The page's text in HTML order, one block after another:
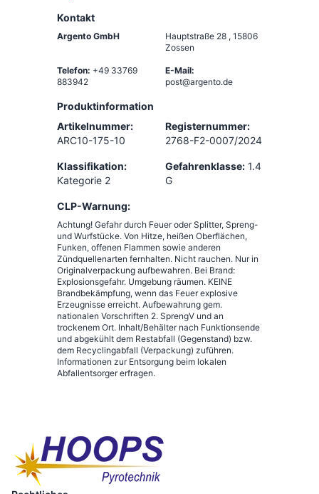
Kontakt
Argento GmbH Hauptstraße 28 , 15806
Zossen
Telefon: +49 33769
883942
E-Mail:
post@argento.de
Produktinformation
Artikelnummer:
ARC10-175-10
Registernummer:
2768-F2-0007/2024
Klassifikation:
Kategorie 2
Gefahrenklasse: 1.4
G
CLP-Warnung:
Achtung! Gefahr durch Feuer oder Splitter, Spreng-
und Wurfstücke. Von Hitze, heißen Oberflächen,
Funken, offenen Flammen sowie anderen
Zündquellenarten fernhalten. Nicht rauchen. Nur in
Originalverpackung aufbewahren. Bei Brand:
Explosionsgefahr. Umgebung räumen. KEINE
Brandbekämpfung, wenn das Feuer explosive
Erzeugnisse erreicht. Aufbewahrung gem.
nationalen Vorschriften 2. SprengV und an
trockenem Ort. Inhalt/Behälter nach Funktionsende
und abgekühlt dem Restabfall (Gegenstand) bzw.
dem Recyclingabfall (Verpackung) zuführen.
Informationen zur Entsorgung beim lokalen
Abfallentsorger erfragen.